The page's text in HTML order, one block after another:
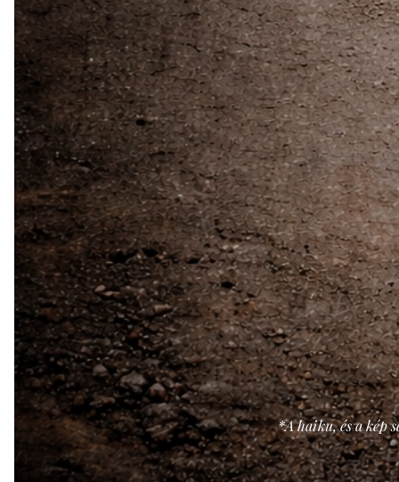
*A haiku, és a kép